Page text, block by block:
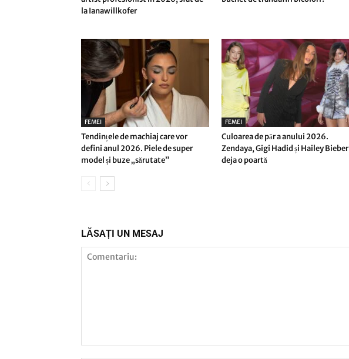
la Ianawillkofer
FEMEI
Tendințele de machiaj care vor
defini anul 2026. Piele de super
model și buze „sărutate”
FEMEI
Culoarea de păr a anului 2026.
Zendaya, Gigi Hadid și Hailey Bieber
deja o poartă
LĂSAȚI UN MESAJ